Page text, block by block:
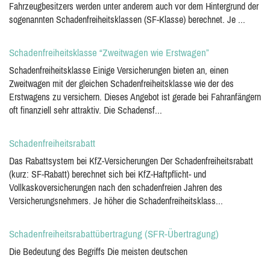
Fahrzeugbesitzers werden unter anderem auch vor dem Hintergrund der
sogenannten Schadenfreiheitsklassen (SF-Klasse) berechnet. Je ...
Schadenfreiheitsklasse “Zweitwagen wie Erstwagen”
Schadenfreiheitsklasse Einige Versicherungen bieten an, einen
Zweitwagen mit der gleichen Schadenfreiheitsklasse wie der des
Erstwagens zu versichern. Dieses Angebot ist gerade bei Fahranfängern
oft finanziell sehr attraktiv. Die Schadensf...
Schadenfreiheitsrabatt
Das Rabattsystem bei KfZ-Versicherungen Der Schadenfreiheitsrabatt
(kurz: SF-Rabatt) berechnet sich bei KfZ-Haftpflicht- und
Vollkaskoversicherungen nach den schadenfreien Jahren des
Versicherungsnehmers. Je höher die Schadenfreiheitsklass...
Schadenfreiheitsrabattübertragung (SFR-Übertragung)
Die Bedeutung des Begriffs Die meisten deutschen